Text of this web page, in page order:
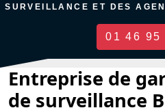
SURVEILLANCE ET DES
01 46 95
Entreprise de
de surveillance